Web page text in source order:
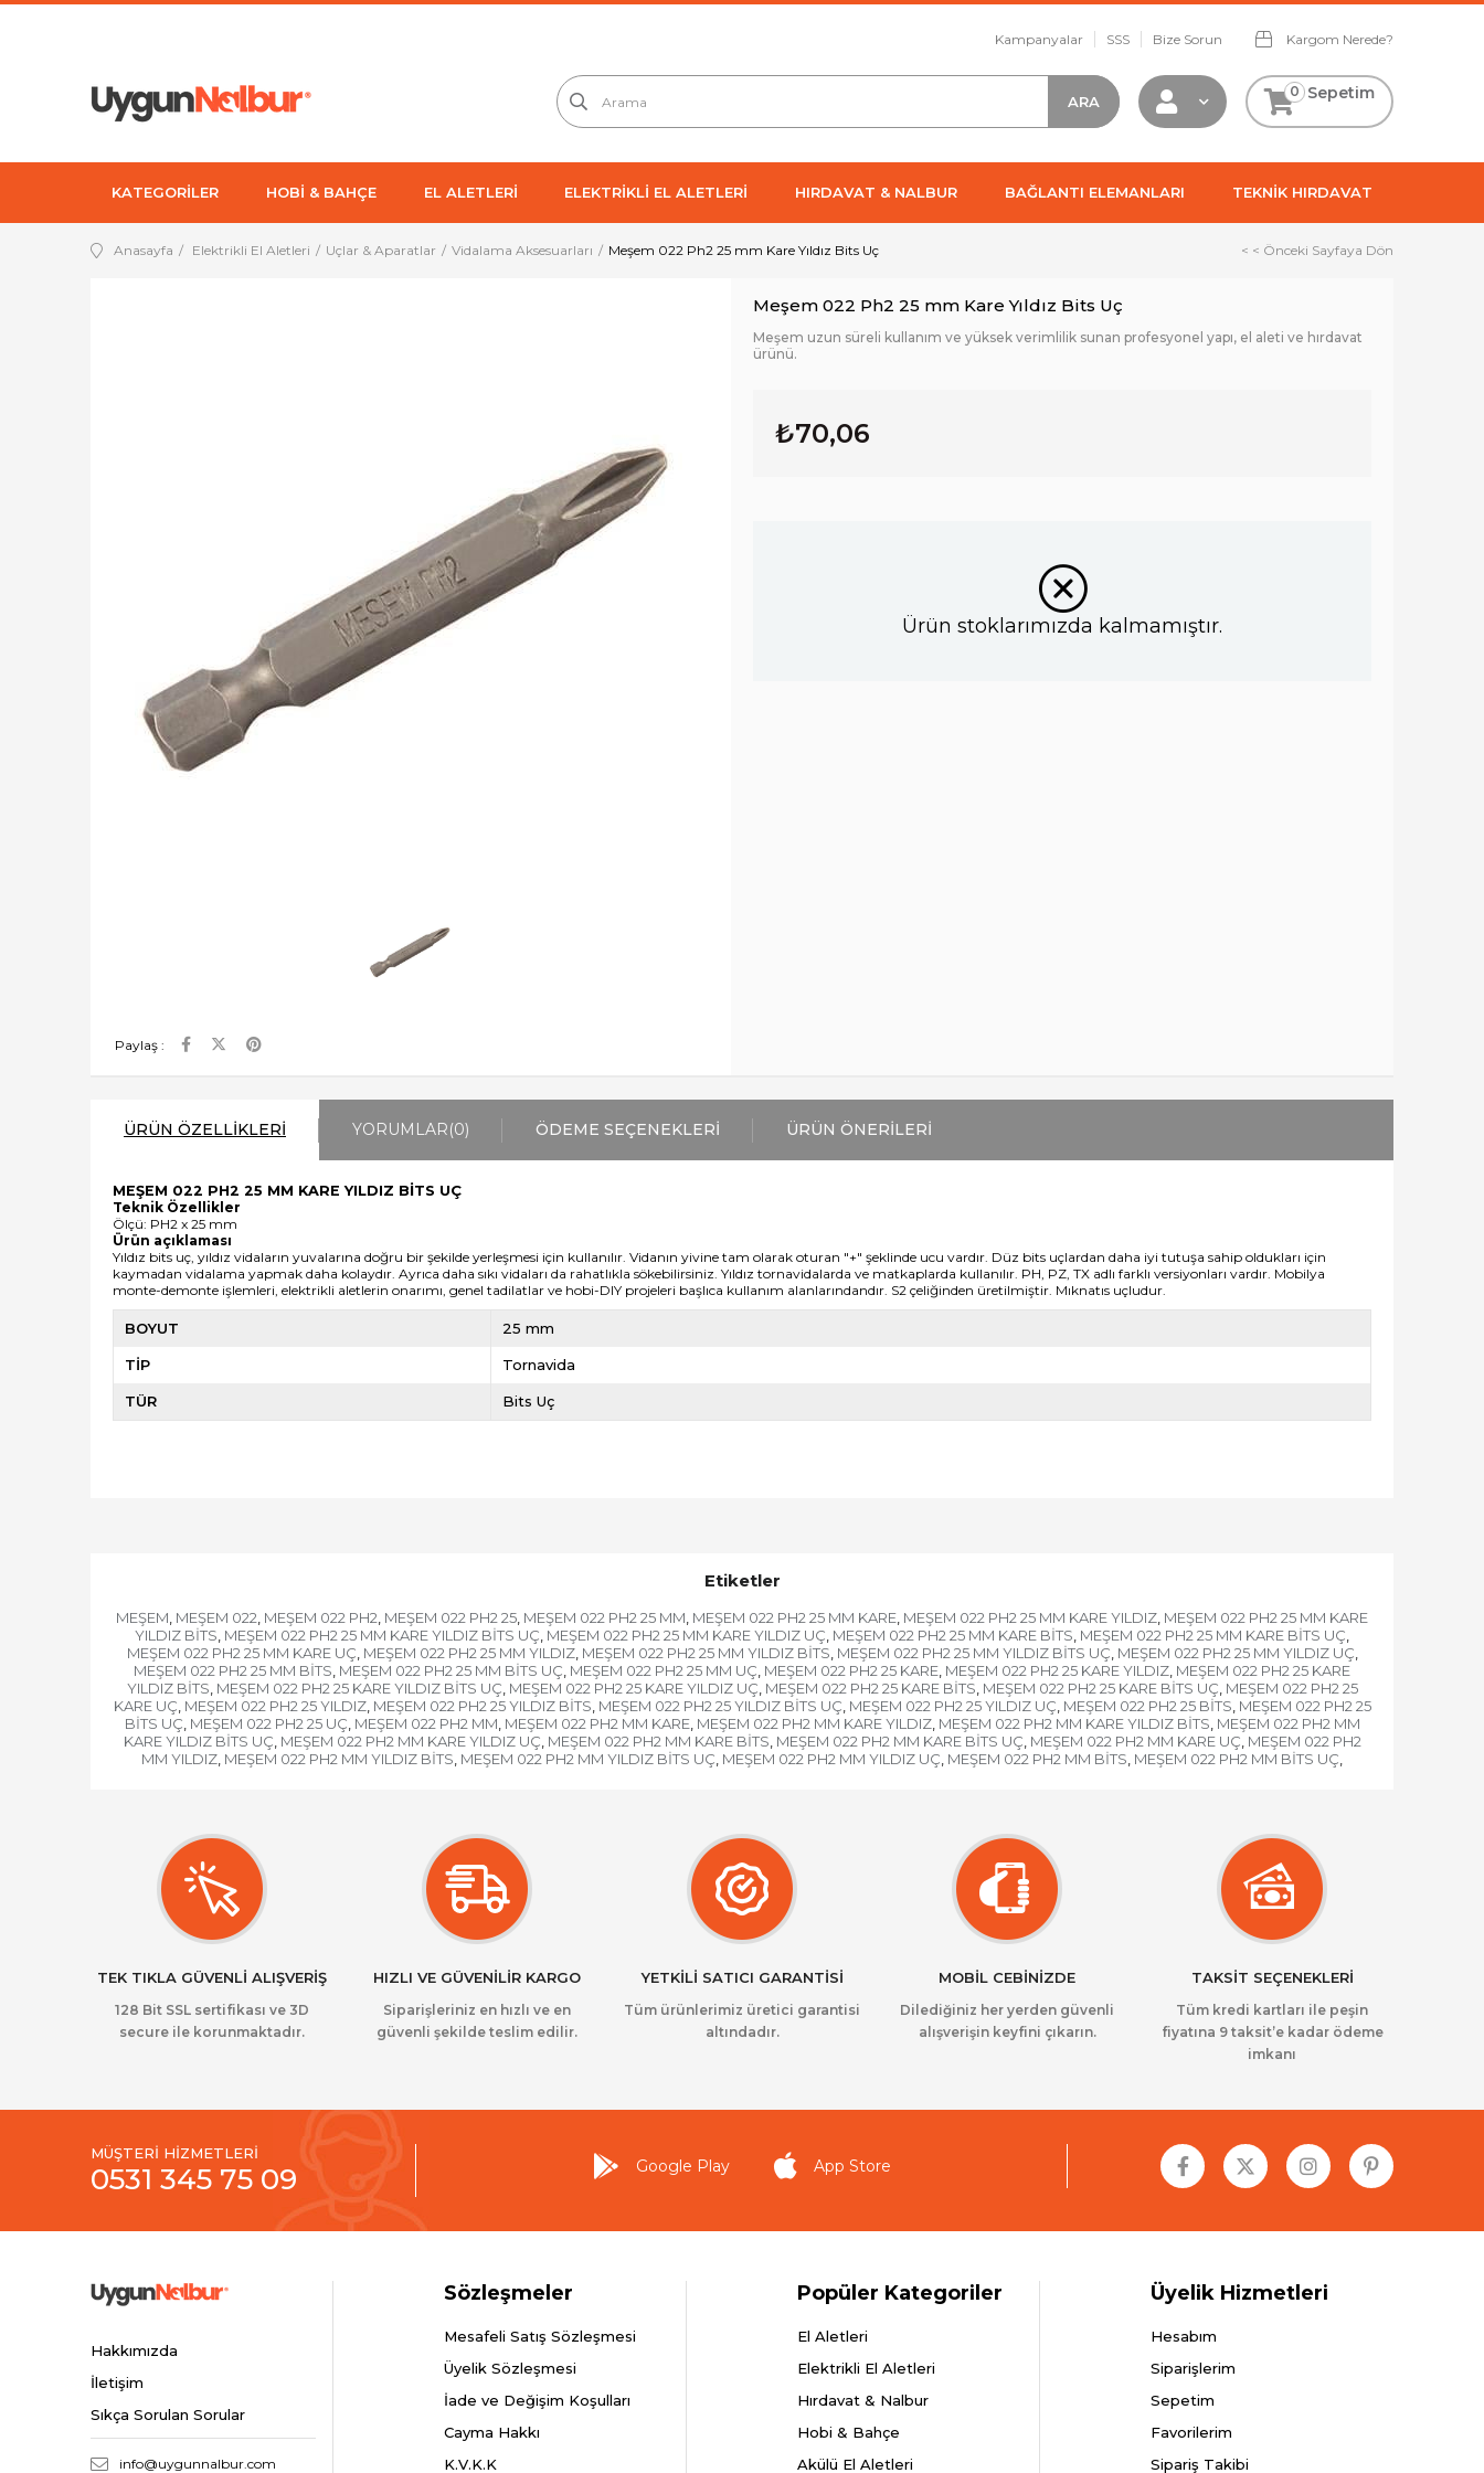
Kampanyalar SSS Bize Sorun Kargom Nerede?
Sepetim
0
KATEGORİLER HOBİ & BAHÇE EL ALETLERİ ELEKTRİKLİ EL ALETLERİ HIRDAVAT & NALBUR BAĞLANTI ELEMANLARI TEKNİK HIRDAVAT
Anasayfa Elektrikli El Aletleri Uçlar & Aparatlar Vidalama Aksesuarları Meşem 022 Ph2 25 mm Kare Yıldız Bits Uç < < Önceki Sayfaya Dön
Paylaş :
Meşem 022 Ph2 25 mm Kare Yıldız Bits Uç
Meşem uzun süreli kullanım ve yüksek verimlilik sunan profesyonel yapı, el aleti ve hırdavat
ürünü.
₺70,06
Ürün stoklarımızda kalmamıştır.
ÜRÜN ÖZELLIKLERI YORUMLAR(0) ÖDEME SEÇENEKLERI ÜRÜN ÖNERILERI
MEŞEM 022 PH2 25 MM KARE YILDIZ BİTS UÇ
Teknik Özellikler
Ölçü: PH2 x 25 mm
Ürün açıklaması
Yıldız bits uç, yıldız vidaların yuvalarına doğru bir şekilde yerleşmesi için kullanılır. Vidanın yivine tam olarak oturan "+" şeklinde ucu vardır. Düz bits uçlardan daha iyi tutuşa sahip oldukları için
kaymadan vidalama yapmak daha kolaydır. Ayrıca daha sıkı vidaları da rahatlıkla sökebilirsiniz. Yıldız tornavidalarda ve matkaplarda kullanılır. PH, PZ, TX adlı farklı versiyonları vardır. Mobilya
monte-demonte işlemleri, elektrikli aletlerin onarımı, genel tadilatlar ve hobi-DIY projeleri başlıca kullanım alanlarındandır. S2 çeliğinden üretilmiştir. Mıknatıs uçludur.
BOYUT 25 mm
TİP Tornavida
TÜR Bits Uç
Etiketler
MEŞEM, MEŞEM 022, MEŞEM 022 PH2, MEŞEM 022 PH2 25, MEŞEM 022 PH2 25 MM, MEŞEM 022 PH2 25 MM KARE, MEŞEM 022 PH2 25 MM KARE YILDIZ, MEŞEM 022 PH2 25 MM KARE
YILDIZ BİTS, MEŞEM 022 PH2 25 MM KARE YILDIZ BİTS UÇ, MEŞEM 022 PH2 25 MM KARE YILDIZ UÇ, MEŞEM 022 PH2 25 MM KARE BİTS, MEŞEM 022 PH2 25 MM KARE BİTS UÇ,
MEŞEM 022 PH2 25 MM KARE UÇ, MEŞEM 022 PH2 25 MM YILDIZ, MEŞEM 022 PH2 25 MM YILDIZ BİTS, MEŞEM 022 PH2 25 MM YILDIZ BİTS UÇ, MEŞEM 022 PH2 25 MM YILDIZ UÇ,
MEŞEM 022 PH2 25 MM BİTS, MEŞEM 022 PH2 25 MM BİTS UÇ, MEŞEM 022 PH2 25 MM UÇ, MEŞEM 022 PH2 25 KARE, MEŞEM 022 PH2 25 KARE YILDIZ, MEŞEM 022 PH2 25 KARE
YILDIZ BİTS, MEŞEM 022 PH2 25 KARE YILDIZ BİTS UÇ, MEŞEM 022 PH2 25 KARE YILDIZ UÇ, MEŞEM 022 PH2 25 KARE BİTS, MEŞEM 022 PH2 25 KARE BİTS UÇ, MEŞEM 022 PH2 25
KARE UÇ, MEŞEM 022 PH2 25 YILDIZ, MEŞEM 022 PH2 25 YILDIZ BİTS, MEŞEM 022 PH2 25 YILDIZ BİTS UÇ, MEŞEM 022 PH2 25 YILDIZ UÇ, MEŞEM 022 PH2 25 BİTS, MEŞEM 022 PH2 25
BİTS UÇ, MEŞEM 022 PH2 25 UÇ, MEŞEM 022 PH2 MM, MEŞEM 022 PH2 MM KARE, MEŞEM 022 PH2 MM KARE YILDIZ, MEŞEM 022 PH2 MM KARE YILDIZ BİTS, MEŞEM 022 PH2 MM
KARE YILDIZ BİTS UÇ, MEŞEM 022 PH2 MM KARE YILDIZ UÇ, MEŞEM 022 PH2 MM KARE BİTS, MEŞEM 022 PH2 MM KARE BİTS UÇ, MEŞEM 022 PH2 MM KARE UÇ, MEŞEM 022 PH2
MM YILDIZ, MEŞEM 022 PH2 MM YILDIZ BİTS, MEŞEM 022 PH2 MM YILDIZ BİTS UÇ, MEŞEM 022 PH2 MM YILDIZ UÇ, MEŞEM 022 PH2 MM BİTS, MEŞEM 022 PH2 MM BİTS UÇ,
TEK TIKLA GÜVENLİ ALIŞVERİŞ
128 Bit SSL sertifikası ve 3D
secure ile korunmaktadır.
HIZLI VE GÜVENİLİR KARGO
Siparişleriniz en hızlı ve en
güvenli şekilde teslim edilir.
YETKİLİ SATICI GARANTİSİ
Tüm ürünlerimiz üretici garantisi
altındadır.
MOBİL CEBİNİZDE
Dilediğiniz her yerden güvenli
alışverişin keyfini çıkarın.
TAKSİT SEÇENEKLERİ
Tüm kredi kartları ile peşin
fiyatına 9 taksit’e kadar ödeme
imkanı
MÜŞTERİ HİZMETLERİ
0531 345 75 09 Google Play App Store
Hakkımızda
İletişim
Sıkça Sorulan Sorular
info@uygunnalbur.com
Sözleşmeler
Mesafeli Satış Sözleşmesi
Üyelik Sözleşmesi
İade ve Değişim Koşulları
Cayma Hakkı
K.V.K.K
Popüler Kategoriler
El Aletleri
Elektrikli El Aletleri
Hırdavat & Nalbur
Hobi & Bahçe
Akülü El Aletleri
Üyelik Hizmetleri
Hesabım
Siparişlerim
Sepetim
Favorilerim
Sipariş Takibi